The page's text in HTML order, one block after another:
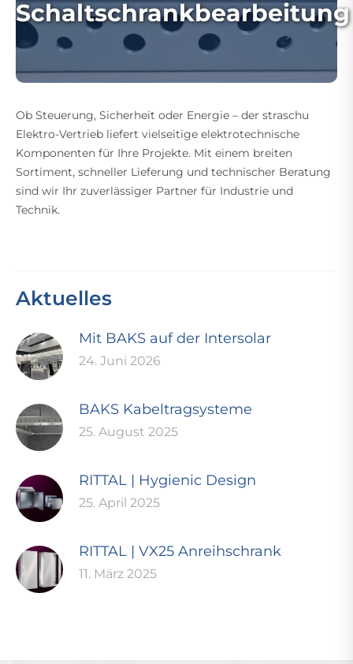
Schaltschrankbearbeitung
Ob Steuerung, Sicherheit oder Energie – der straschu
Elektro-Vertrieb liefert vielseitige elektrotechnische
Komponenten für Ihre Projekte. Mit einem breiten
Sortiment, schneller Lieferung und technischer Beratung
sind wir Ihr zuverlässiger Partner für Industrie und
Technik.
Aktuelles
Mit BAKS auf der Intersolar
24. Juni 2026
BAKS Kabeltragsysteme
25. August 2025
RITTAL | Hygienic Design
25. April 2025
RITTAL | VX25 Anreihschrank
11. März 2025